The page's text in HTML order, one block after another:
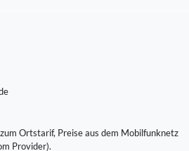
Ortstarif, Preise aus dem Mobilfunknetz
Provider).